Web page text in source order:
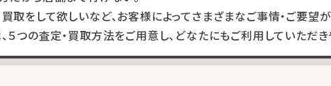
取をして欲しいなど、お客様によってさまざまなご事情・ご要望が
つの査定・買取方法をご用意し、どなたにもご利用していただき